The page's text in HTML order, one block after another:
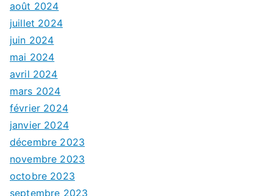
août 2024
juillet 2024
juin 2024
mai 2024
avril 2024
mars 2024
février 2024
janvier 2024
décembre 2023
novembre 2023
octobre 2023
septembre 2023